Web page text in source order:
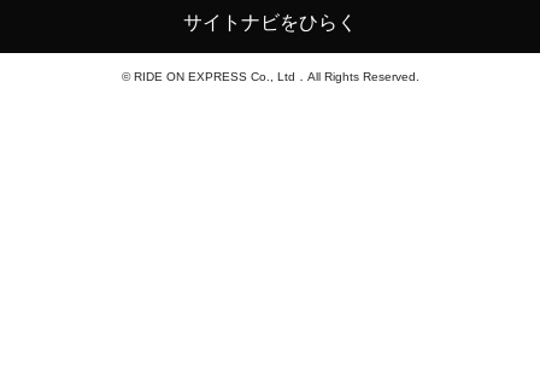
サイトナビをひらく
© RIDE ON EXPRESS Co., Ltd．All Rights Reserved.